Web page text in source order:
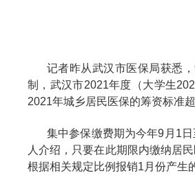
记者昨从武汉市医保局获悉
制，武汉市2021年度（大学生
2021年城乡居民医保的筹资标准超
集中参保缴费期为今年9月1
人介绍，只要在此期限内缴纳居
根据相关规定比例报销1月份产生